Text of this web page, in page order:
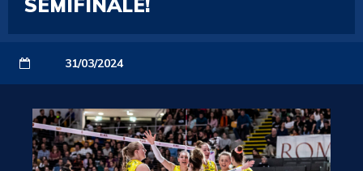
SEMIFINALE!
31/03/2024